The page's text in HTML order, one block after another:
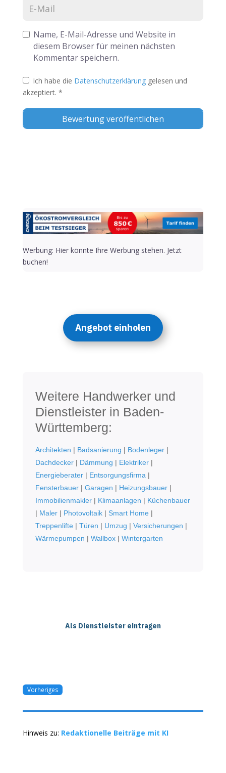
Name, E-Mail-Adresse und Website in
diesem Browser für meinen nächsten
Kommentar speichern.
Ich habe die Datenschutzerklärung gelesen und
akzeptiert. *
Werbung: Hier könnte Ihre Werbung stehen. Jetzt
buchen!
Angebot einholen
Weitere Handwerker und
Dienstleister in Baden-
Württemberg:
Architekten | Badsanierung | Bodenleger|
Dachdecker| Dämmung | Elektriker|
Energieberater| Entsorgungsfirma |
Fensterbauer| Garagen | Heizungsbauer|
Immobilienmakler| Klimaanlagen | Küchenbauer
| Maler| Photovoltaik| Smart Home|
Treppenlifte| Türen | Umzug | Versicherungen |
Wärmepumpen | Wallbox| Wintergarten
Als Dienstleister eintragen
Vorheriges
Hinweis zu: Redaktionelle Beiträge mit KI